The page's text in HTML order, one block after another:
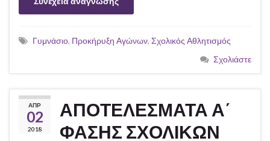
Γυμνάσιο, Προκήρυξη Αγώνων, Σχολικός Αθλητισμός
Σχολιάστε
ΑΠΡ
02
2018
ΑΠΟΤΕΛΕΣΜΑΤΑ Α΄
ΦΑΣΗΣ ΣΧΟΛΙΚΩΝ